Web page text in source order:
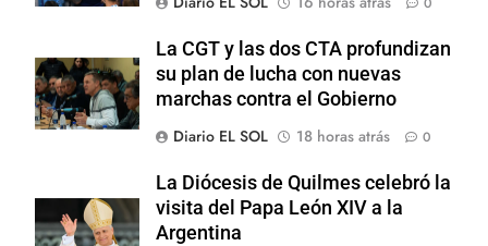
La CGT y las dos CTA profundizan
su plan de lucha con nuevas
marchas contra el Gobierno
Diario EL SOL
18 horas atrás 0
La Diócesis de Quilmes celebró la
visita del Papa León XIV a la
Argentina